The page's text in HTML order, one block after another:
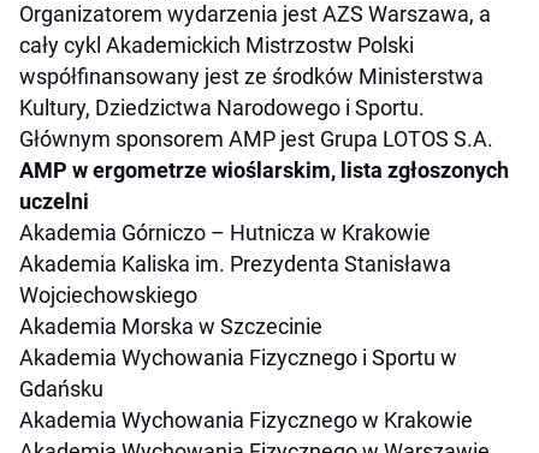
Organizatorem wydarzenia jest AZS Warszawa, a
cały cykl Akademickich Mistrzostw Polski
współfinansowany jest ze środków Ministerstwa
Kultury, Dziedzictwa Narodowego i Sportu.
Głównym sponsorem AMP jest Grupa LOTOS S.A.
AMP w ergometrze wioślarskim, lista zgłoszonych
uczelni
Akademia Górniczo – Hutnicza w Krakowie
Akademia Kaliska im. Prezydenta Stanisława
Wojciechowskiego
Akademia Morska w Szczecinie
Akademia Wychowania Fizycznego i Sportu w
Gdańsku
Akademia Wychowania Fizycznego w Krakowie